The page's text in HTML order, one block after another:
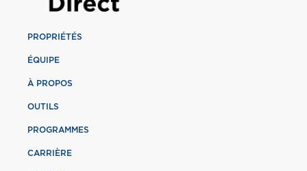
PROPRIÉTÉS
ÉQUIPE
À PROPOS
OUTILS
PROGRAMMES
CARRIÈRE